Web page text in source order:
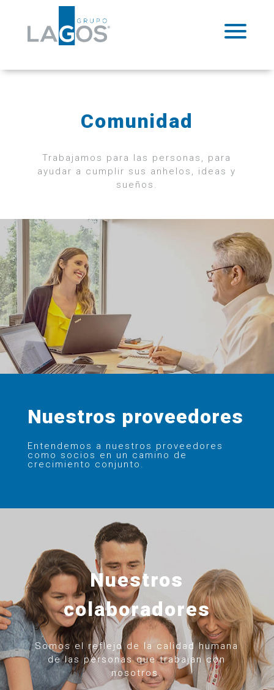
Comunidad
Trabajamos para las personas, para
ayudar a cumplir sus anhelos, ideas y
sueños.
Nuestros proveedores
Entendemos a nuestros proveedores
como socios en un camino de
crecimiento conjunto.
Nuestros
colaboradores
Somos el reflejo de la calidad humana
de las personas que trabajan con
nosotros.